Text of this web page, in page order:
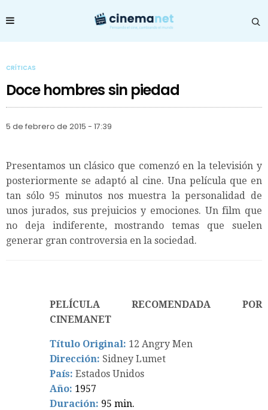
CRÍTICAS
Doce hombres sin piedad
5 de febrero de 2015 - 17:39
Presentamos un clásico que comenzó en la televisión y
posteriormente se adaptó al cine. Una película que en
tan sólo 95 minutos nos muestra la personalidad de
unos jurados, sus prejuicios y emociones. Un film que
no deja indiferente, mostrando temas que suelen
generar gran controversia en la sociedad.
PELÍCULA RECOMENDADA POR
CINEMANET
Título Original: 12 Angry Men
Dirección: Sidney Lumet
País: Estados Unidos
Año: 1957
Duración: 95 min.